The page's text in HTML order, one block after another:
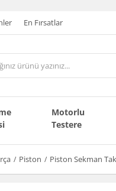
En Fırsatlar
Motorlu
Testere
Piston Piston Sekman